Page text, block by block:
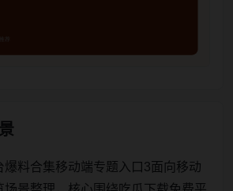
爆料合集移动端专题入口3面向移动